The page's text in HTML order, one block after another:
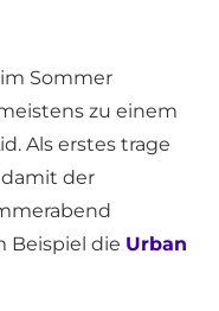
Sommer
zu einem
Als erstes trage
der
Beispiel die Urban